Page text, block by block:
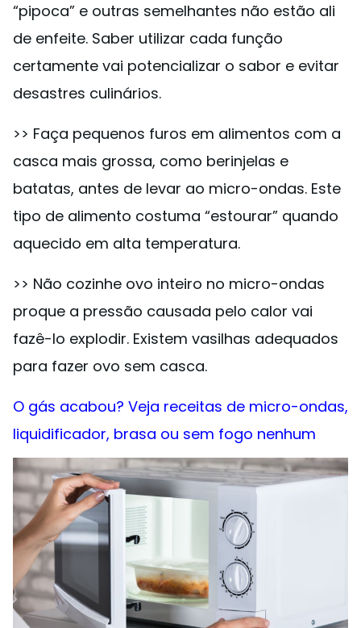
“pipoca” e outras semelhantes não estão ali
de enfeite. Saber utilizar cada função
certamente vai potencializar o sabor e evitar
desastres culinários.
>> Faça pequenos furos em alimentos com a
casca mais grossa, como berinjelas e
batatas, antes de levar ao micro-ondas. Este
tipo de alimento costuma “estourar” quando
aquecido em alta temperatura.
>> Não cozinhe ovo inteiro no micro-ondas
proque a pressão causada pelo calor vai
fazê-lo explodir. Existem vasilhas adequados
para fazer ovo sem casca.
O gás acabou? Veja receitas de micro-ondas,
liquidificador, brasa ou sem fogo nenhum